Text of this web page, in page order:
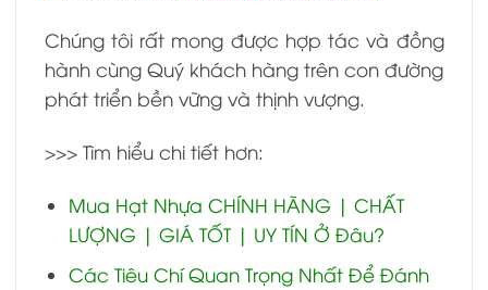
Chúng tôi rất mong được hợp tác và đồng
hành cùng Quý khách hàng trên con đường
phát triển bền vững và thịnh vượng.
>>> Tìm hiểu chi tiết hơn:
Mua Hạt Nhựa CHÍNH HÃNG | CHẤT
LƯỢNG | GIÁ TỐT | UY TÍN Ở Đâu?
Các Tiêu Chí Quan Trọng Nhất Để Đánh